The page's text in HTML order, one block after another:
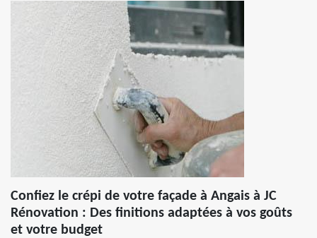
Confiez le crépi de votre façade à Angais à JC
Rénovation : Des finitions adaptées à vos goûts
et votre budget